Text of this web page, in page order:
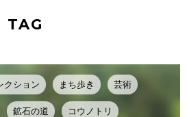
TAG
クション まち歩き 芸術
鉱石の道 コウノトリ